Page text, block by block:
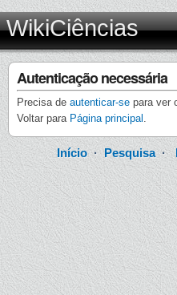
WikiCiências
Autenticação necessária
Precisa de autenticar-se para ver
Voltar para Página principal .
Início · Pesquisa·